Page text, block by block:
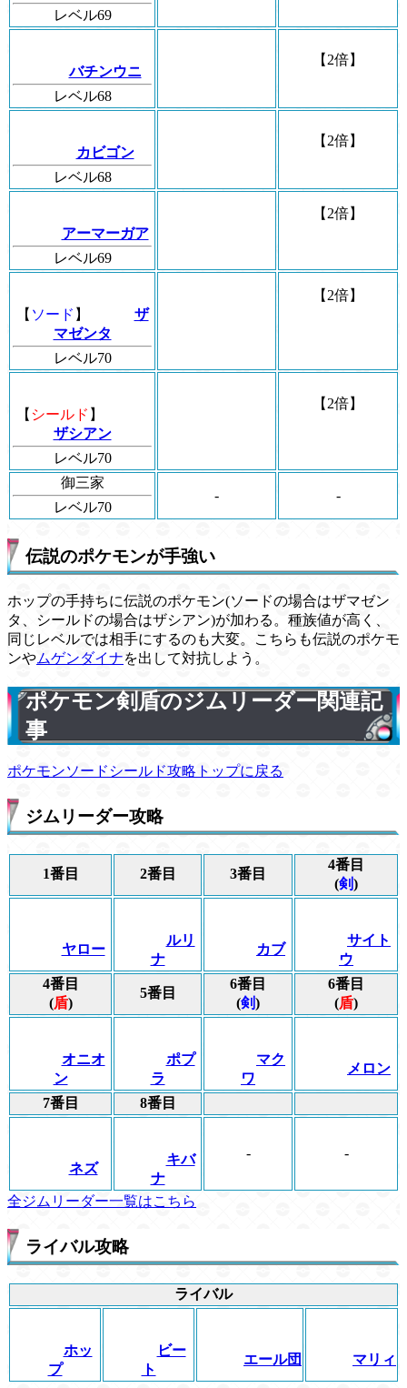
レベル69
バチンウニ
レベル68
【2倍】
カビゴン
レベル68
【2倍】
アーマーガア
レベル69
【2倍】
【 ソード 】
ザ
マゼンタ
レベル70
【2倍】
【 シールド 】
ザシアン
レベル70
【2倍】
御三家
レベル70
- -
伝説のポケモンが手強い
ホップの手持ちに伝説のポケモン(ソードの場合はザマゼン
タ、シールドの場合はザシアン)が加わる。種族値が高く、
同じレベルでは相手にするのも大変。こちらも伝説のポケモ
ンやムゲンダイナを出して対抗しよう。
ポケモン剣盾のジムリーダー関連記
事
ポケモンソードシールド攻略トップに戻る
ジムリーダー攻略
1番目 2番目 3番目
4番目
(剣)
ヤロー
ルリ
ナ
カブ
サイト
ウ
4番目
(盾)
5番目
6番目
(剣)
6番目
(盾)
オニオ
ン
ポプ
ラ
マク
ワ
メロン
7番目 8番目
ネズ
キバ
ナ
- -
全ジムリーダー一覧はこちら
ライバル攻略
ライバル
ホッ
プ
ビー
ト
エール団 マリィ